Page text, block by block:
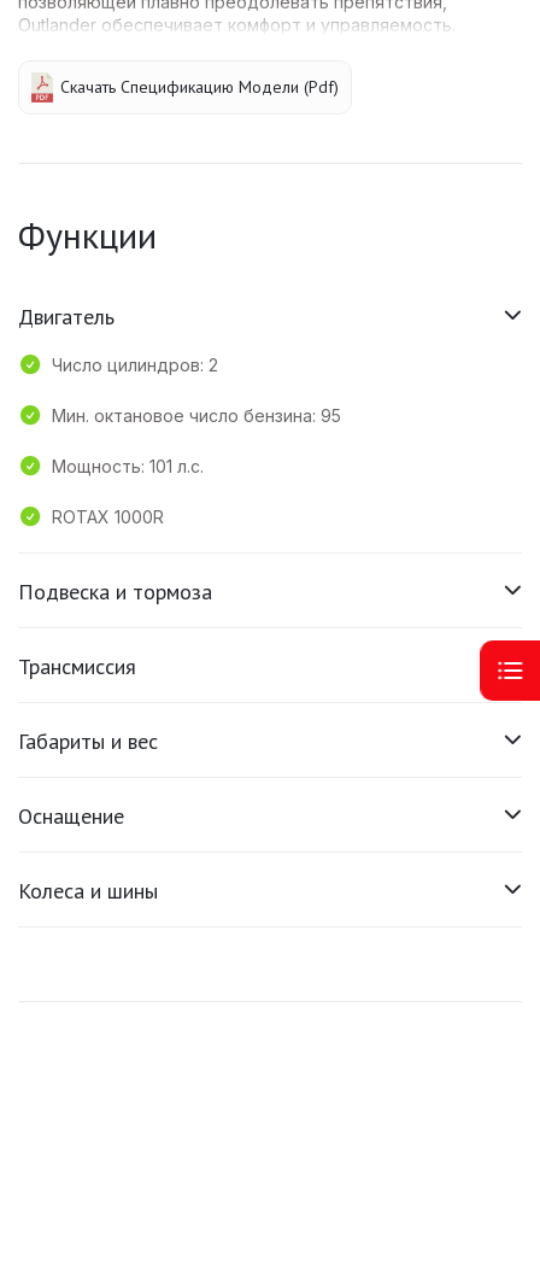
Outlander обеспечивает комфорт и управляемость.
Скачать Спецификацию Модели (pdf)
Функции
Двигатель
Число цилиндров: 2
Мин. октановое число бензина: 95
Мощность: 101 л.с.
ROTAX 1000R
Подвеска и тормоза
Трансмиссия
Габариты и вес
Оснащение
Колеса и шины